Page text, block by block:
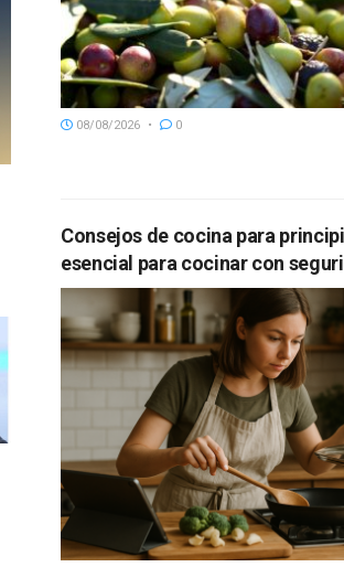
08/08/2026 0
Consejos de cocina para
esencial para cocinar con